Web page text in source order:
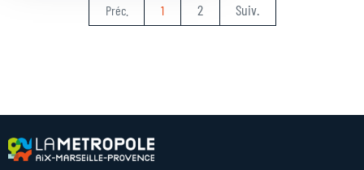
Préc. 1 2 Suiv.